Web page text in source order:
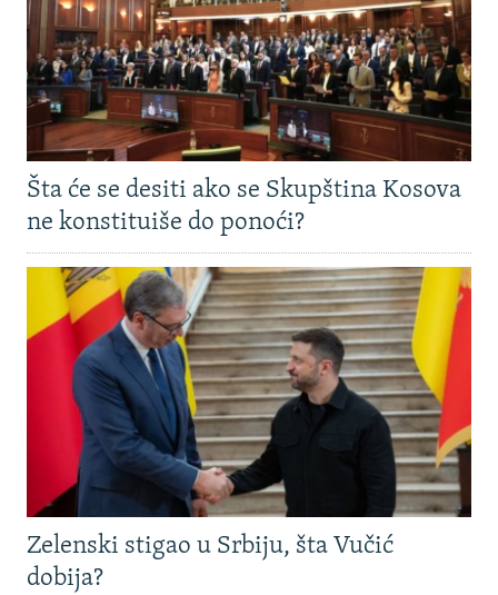
Šta će se desiti ako se Skupština Kosova
ne konstituiše do ponoći?
Zelenski stigao u Srbiju, šta Vučić
dobija?